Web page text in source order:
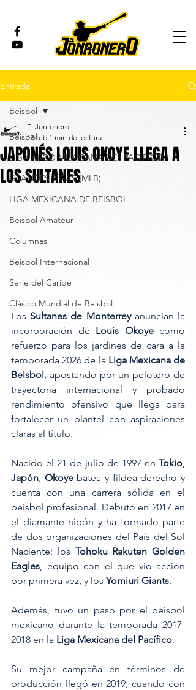
Entrada
Beisbol
LIGA ARCO MEXICANA DEL PACÍFICO
GRANDES LIGAS (MLB)
LIGA MEXICANA DE BEISBOL
Beisbol Amateur
Columnas
Beisbol Internacional
Serie del Caribe
Clásico Mundial de Beisbol
Beisbol
JAPONÉS LOUIS OKOYE LLEGA A
LOS SULTANES
El Jonronero
13 feb 1 min de lectura
Los Sultanes de Monterrey anuncian la
incorporación de Louis Okoye como
refuerzo para los jardines de cara a la
temporada 2026 de la Liga Mexicana de
Beisbol , apostando por un pelotero de
trayectoria internacional y probado
rendimiento ofensivo que llega para
fortalecer un plantel con aspiraciones
claras al título.
Nacido el 21 de julio de 1997 en Tokio
Japón Okoye batea y fildea derecho y
cuenta con una carrera sólida en el
beisbol profesional. Debutó en 2017 en
el diamante nipón y ha formado parte
de dos organizaciones del País del Sol
Naciente: los Tohoku Rakuten Golden
Eagles , equipo con el que vio acción
por primera vez, y los Yomiuri Giants.
Además, tuvo un paso por el beisbol
mexicano durante la temporada 2017-
2018 en la Liga Mexicana del Pacífico.
Su mejor campaña en términos de
producción llegó en 2019, cuando con